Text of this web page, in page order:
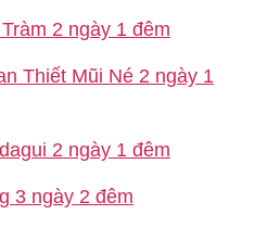
2 ngày 1 đêm
Thiết Mũi Né 2 ngày 1
2 ngày 1 đêm
3 ngày 2 đêm